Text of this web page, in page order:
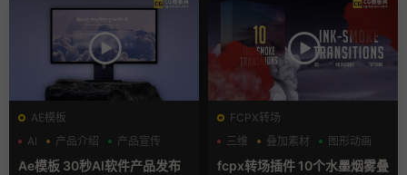
AE模板
AI
产品介绍 产品宣传
Ae模板 30秒AI软件产品发布
FCPX转场
三维
叠加素材 图形动画
fcpx转场插件 10个水墨烟雾叠